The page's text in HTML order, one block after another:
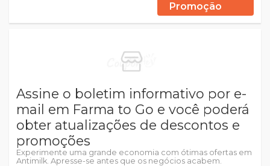
Promoção
Assine o boletim informativo por e-
mail em Farma to Go e você poderá
obter atualizações de descontos e
promoções
Experimente uma grande economia com ótimas ofertas em
Antimilk. Apresse-se antes que os negócios acabem.